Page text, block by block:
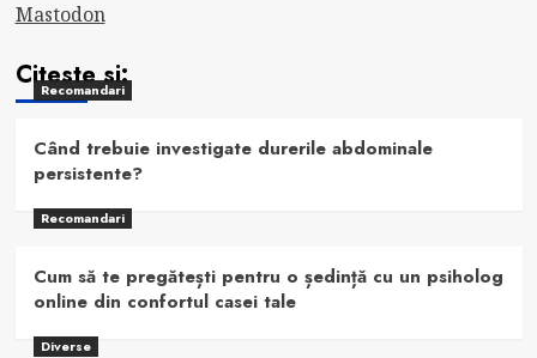
Mastodon
Citeste si:
Recomandari
Când trebuie investigate durerile abdominale
persistente?
Recomandari
Cum să te pregătești pentru o ședință cu un psiholog
online din confortul casei tale
Diverse